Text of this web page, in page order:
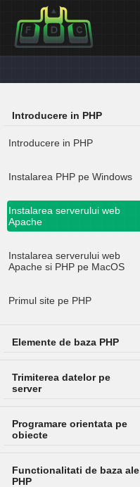
Introducere in PHP
Introducere in PHP
Instalarea PHP pe Windows
Instalarea serverului web
Apache
Instalarea serverului web
Apache si PHP pe MacOS
Primul site pe PHP
Elemente de baza PHP
Trimiterea datelor pe
server
Programare orientata pe
obiecte
Functionalitati de baza ale
PHP